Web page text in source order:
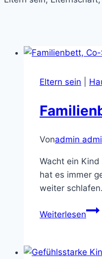
Eltern sein
Vonadmin
Wacht ein
hat es immer
weiter
Weiterlesen
drei